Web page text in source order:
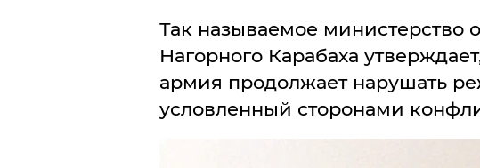
Так называемое министерство
Нагорного Карабаха
армия продолжает нарушать
условленный сторонами